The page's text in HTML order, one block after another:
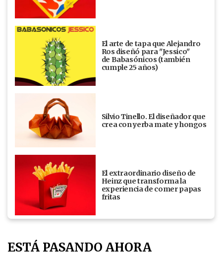
El arte de tapa que Alejandro
Ros diseñó para "Jessico"
de Babasónicos (también
cumple 25 años)
Silvio Tinello. El diseñador que
crea con yerba mate y hongos
El extraordinario diseño de
Heinz que transforma la
experiencia de comer papas
fritas
ESTÁ PASANDO AHORA